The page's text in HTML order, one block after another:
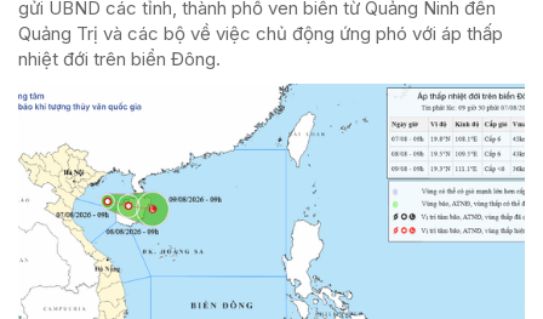
gửi UBND các tỉnh, thành phố ven biển từ Quảng Ninh đến
Quảng Trị và các bộ về việc chủ động ứng phó với áp thấp
nhiệt đới trên biển Đông.